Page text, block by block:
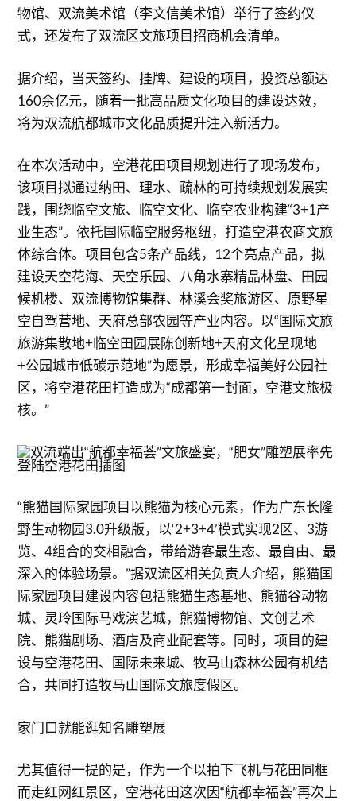
物馆、双流美术馆（李文信美术馆）举行了签约仪
式，还发布了双流区文旅项目招商机会清单。
据介绍，当天签约、挂牌、建设的项目，投资总额达
160余亿元，随着一批高品质文化项目的建设达效，
将为双流航都城市文化品质提升注入新活力。
在本次活动中，空港花田项目规划进行了现场发布，
该项目拟通过纳田、理水、疏林的可持续规划发展实
践，围绕临空文旅、临空文化、临空农业构建“3+1产
业生态”。依托国际临空服务枢纽，打造空港农商文旅
体综合体。项目包含5条产品线，12个亮点产品，拟
建设天空花海、天空乐园、八角水寨精品林盘、田园
候机楼、双流博物馆集群、林溪会奖旅游区、原野星
空自驾营地、天府总部农园等产业内容。以“国际文旅
旅游集散地+临空田园展陈创新地+天府文化呈现地
+公园城市低碳示范地”为愿景，形成幸福美好公园社
区，将空港花田打造成为“成都第一封面，空港文旅极
核。”
“熊猫国际家园项目以熊猫为核心元素，作为广东长隆
野生动物园3.0升级版，以‘2+3+4’模式实现2区、3游
览、4组合的交相融合，带给游客最生态、最自由、最
深入的体验场景。”据双流区相关负责人介绍，熊猫国
际家园项目建设内容包括熊猫生态基地、熊猫谷动物
城、灵玲国际马戏演艺城，熊猫博物馆、文创艺术
院、熊猫剧场、酒店及商业配套等。同时，项目的建
设与空港花田、国际未来城、牧马山森林公园有机结
合，共同打造牧马山国际文旅度假区。
家门口就能逛知名雕塑展
尤其值得一提的是，作为一个以拍下飞机与花田同框
而走红网红景区，空港花田这次因“航都幸福荟”再次上